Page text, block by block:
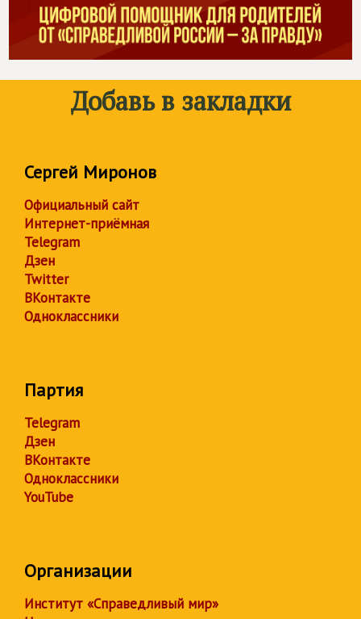
Добавь в закладки
Сергей Миронов
Официальный сайт
Интернет-приёмная
Telegram
Дзен
Twitter
ВКонтакте
Одноклассники
Партия
Telegram
Дзен
ВКонтакте
Одноклассники
YouTube
Организации
Институт «Справедливый мир»